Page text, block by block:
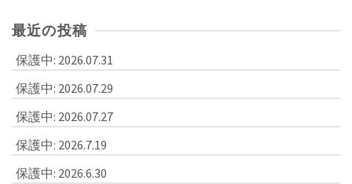
最近の投稿
保護中: 2026.07.31
保護中: 2026.07.29
保護中: 2026.07.27
保護中: 2026.7.19
保護中: 2026.6.30